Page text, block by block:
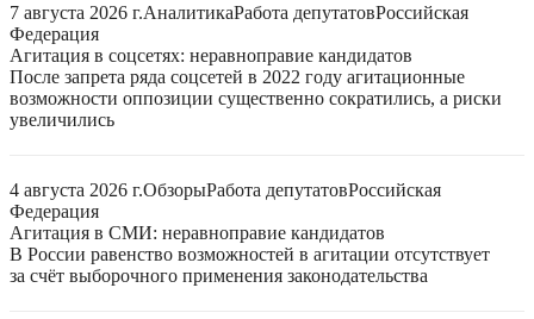
7 августа 2026 г.АналитикаРабота депутатовРоссийская
Федерация
Агитация в соцсетях: неравноправие кандидатов
После запрета ряда соцсетей в 2022 году агитационные
возможности оппозиции существенно сократились, а риски
увеличились
4 августа 2026 г.ОбзорыРабота депутатовРоссийская
Федерация
Агитация в СМИ: неравноправие кандидатов
В России равенство возможностей в агитации отсутствует
за счёт выборочного применения законодательства